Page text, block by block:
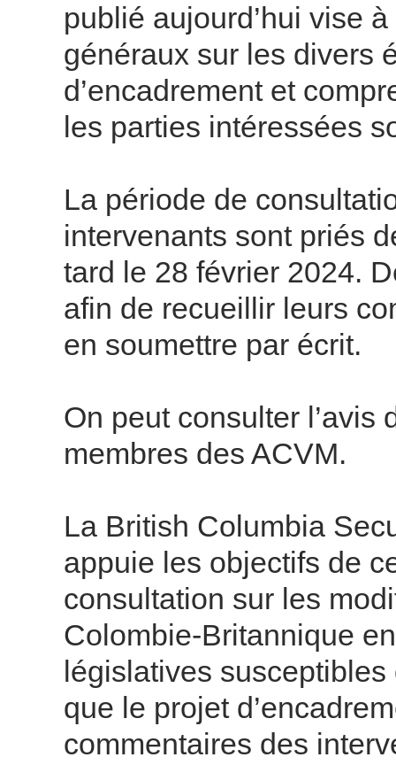
publié aujourd’hui vise
généraux sur les divers
d’encadrement et
les parties intéressées
La période de
intervenants sont priés
tard le 28 février 2024.
afin de recueillir leurs
en soumettre par écrit.
On peut consulter l’avis
membres des ACVM.
La British Columbia
appuie les objectifs de
consultation sur les
Colombie-Britannique
législatives susceptibles
que le projet
commentaires des